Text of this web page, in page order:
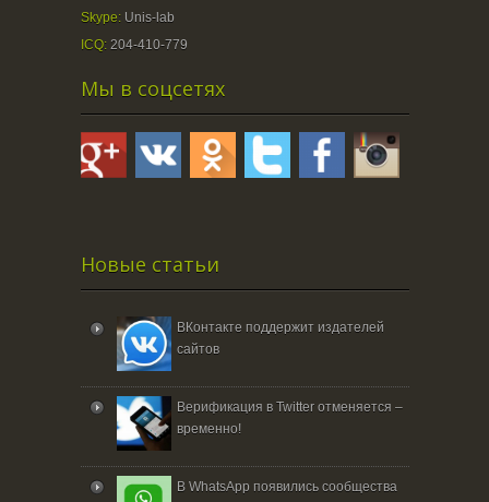
Skype: Unis-lab
ICQ:204-410-779
Мы в соцсетях
Новые статьи
ВКонтакте поддержит издателей
сайтов
Верификация в Twitter отменяется –
временно!
В WhatsApp появились сообщества